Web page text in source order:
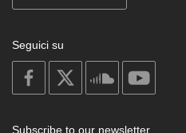
Seguici su
on
facebook
soundcloud
Subscribe to our newsletter